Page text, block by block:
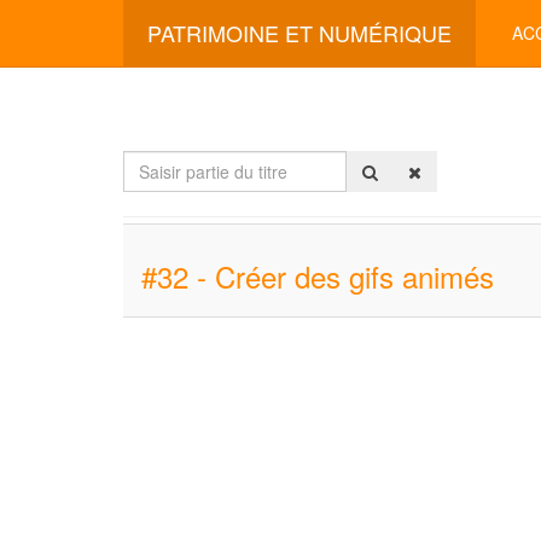
PATRIMOINE ET NUMÉRIQUE
Saisir
partie
#32 - Créer des gifs animés